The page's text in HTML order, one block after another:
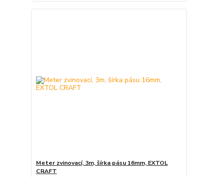
Meter zvinovací, 3m, šírka pásu 16mm, EXTOL
CRAFT